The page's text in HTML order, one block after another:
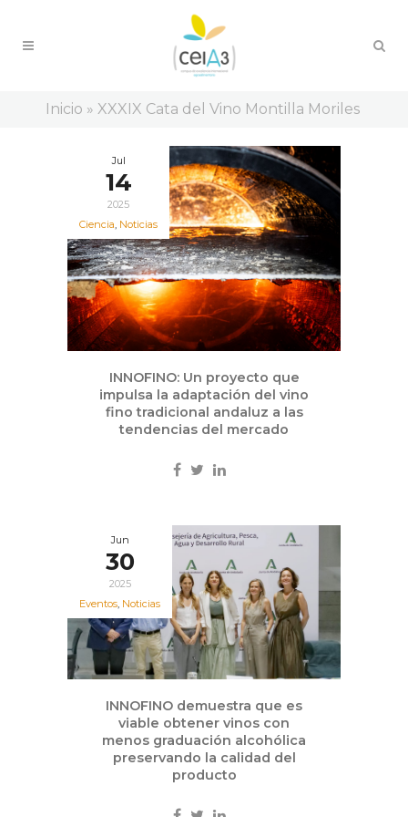
Inicio » XXXIX Cata del Vino Montilla Moriles
Jul
14
2025
Ciencia, Noticias
INNOFINO: Un proyecto que
impulsa la adaptación del vino
fino tradicional andaluz a las
tendencias del mercado
Jun
30
2025
Eventos, Noticias
INNOFINO demuestra que es
viable obtener vinos con
menos graduación alcohólica
preservando la calidad del
producto